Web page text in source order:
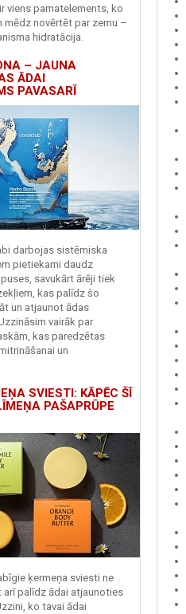
viens pamatelements, ko
mēdz novērtēt par zemu –
hidratācija.
– JAUNA
ĀDAI
PAVASARĪ
darbojas sistēmiska
pietiekami daudz
savukārt ārēji tiek
kas palīdz šo
un atjaunot ādas
vairāk par
kas paredzētas
un
SVIESTI: KĀPĒC ŠĪ
PAŠAPRŪPE
ķermeņa sviesti ne
arī palīdz ādai atjaunoties
ko tavai ādai